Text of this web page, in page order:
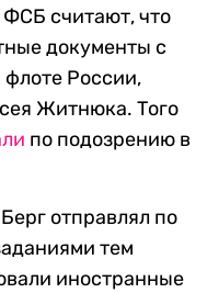
считают, что
документы с
России,
Житнюка. Того
по подозрению в
отправлял по
тем
иностранные